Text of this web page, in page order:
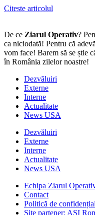
Citeste articolul
De ce Ziarul Operativ?
ca niciodată! Pentru că
vom face! Barem să se știe
în România zilelor noastre!
Dezvăluiri
Externe
Interne
Actualitate
News USA
Dezvăluiri
Externe
Interne
Actualitate
News USA
Echipa Ziarul
Contact
Politică de
Site partener: ASI